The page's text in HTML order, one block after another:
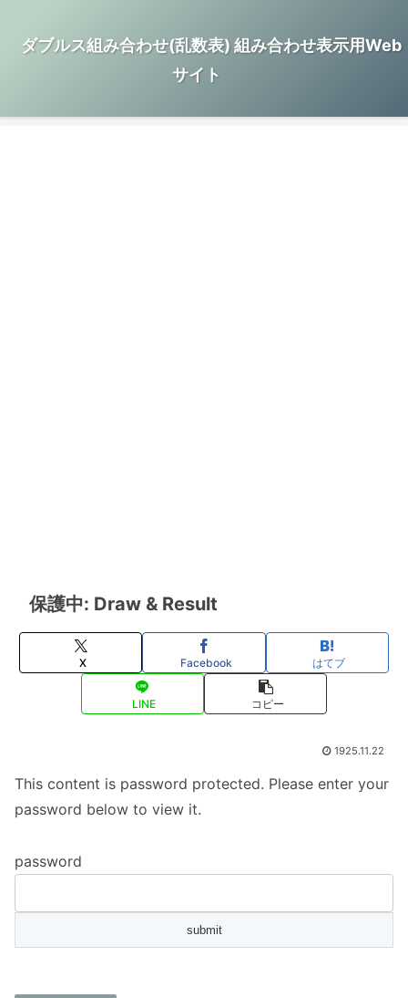
ダブルス組み合わせ(乱数表) 組み合わせ表示用Web
サイト
保護中: Draw & Result
X Facebook はてブ
LINE コピー
1925.11.22
This content is password protected. Please enter your
password below to view it.
password